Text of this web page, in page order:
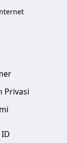
Privasi